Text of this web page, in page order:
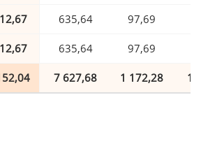
635,64 97,69
635,64 97,69
7 627,68 1 172,28 1